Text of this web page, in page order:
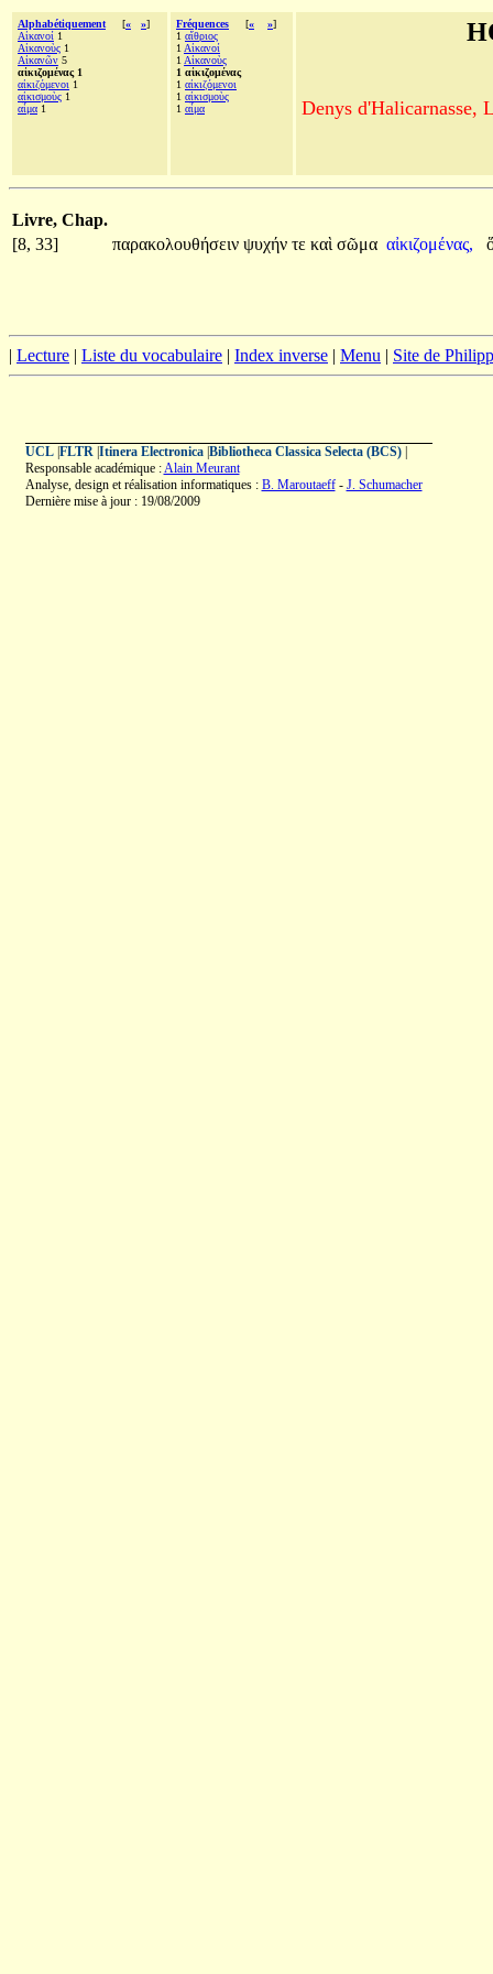
Alphabétiquement [« »]
Αἰκανοί 1
Αἰκανοὺς 1
Αἰκανῶν 5
αἰκιζομένας 1
αἰκιζόμενοι 1
αἰκισμοὺς 1
αἷμα 1
Fréquences [« »]
1 αἴθριος
1 Αἰκανοί
1 Αἰκανοὺς
1 αἰκιζομένας
1 αἰκιζόμενοι
1 αἰκισμοὺς
1 αἷμα Denys d'Halicarnasse,
Livre, Chap.
[8, 33]
παρακολουθήσειν ψυχήν τε καὶ σῶμα αἰκιζομένας,
| Lecture | Liste du vocabulaire | Index inverse | Menu | Site de
UCL| FLTR| Itinera Electronica| Bibliotheca Classica Selecta (BCS)|
Responsable académique :Alain Meurant
Analyse, design et réalisation informatiques : B. Maroutaeff- J. Schumacher
Dernière mise à jour : 19/08/2009